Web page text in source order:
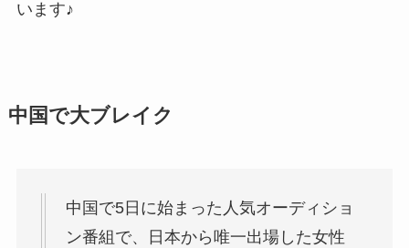
います♪
中国で大ブレイク
中国で5日に始まった人気オーディショ
ン番組で、日本から唯一出場した女性